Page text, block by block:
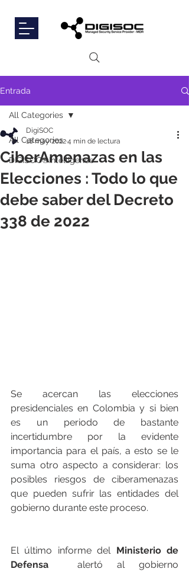
Entrada
All Categories
DIGISOC®Intelligence
All Categories
CiberAmenazas en las
Elecciones : Todo lo que
debe saber del Decreto
338 de 2022
DigiSOC
18 may 20224 min de lectura
Se acercan las elecciones
presidenciales en Colombia y si bien
es un periodo de bastante
incertidumbre por la evidente
importancia para el país, a esto se le
suma otro aspecto a considerar: los
posibles riesgos de ciberamenazas
que pueden sufrir las entidades del
gobierno durante este proceso.
El último informe del Ministerio de
Defensa
  alertó al gobierno